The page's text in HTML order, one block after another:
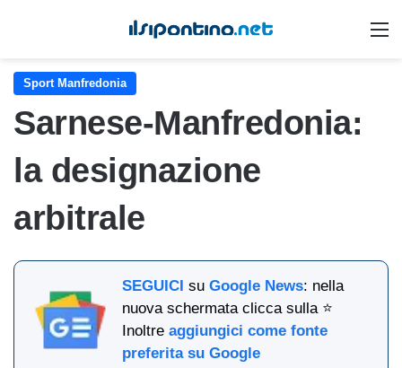
Sport Manfredonia
Sarnese-Manfredonia:
la designazione
arbitrale
SEGUICI suGoogle News: nella
nuova schermata clicca sulla ⭐
Inoltreaggiungici come fonte
preferita su Google